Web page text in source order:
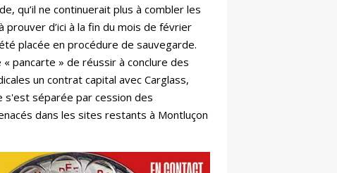
qu’il ne continuerait plus à combler les
d’ici à la fin du mois de février
placée en procédure de sauvegarde.
pancarte » de réussir à conclure des
un contrat capital avec Carglass,
s'est séparée par cession des
dans les sites restants à Montluçon